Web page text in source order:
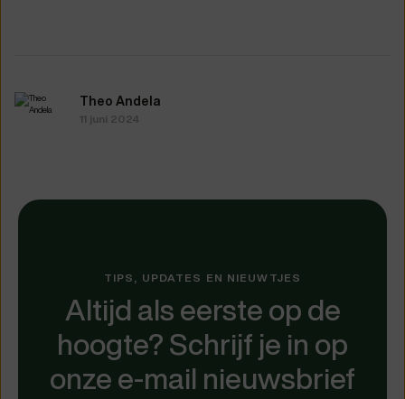
Theo Andela
11 juni 2024
TIPS, UPDATES EN NIEUWTJES
Altijd als eerste op de
hoogte? Schrijf je in op
onze e-mail nieuwsbrief